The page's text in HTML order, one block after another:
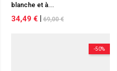
blanche et à...
34,49 € 69,00 €
-50%